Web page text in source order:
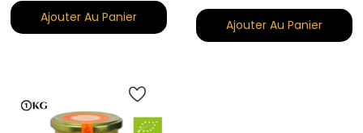
Ajouter Au Panier Ajouter Au Panier